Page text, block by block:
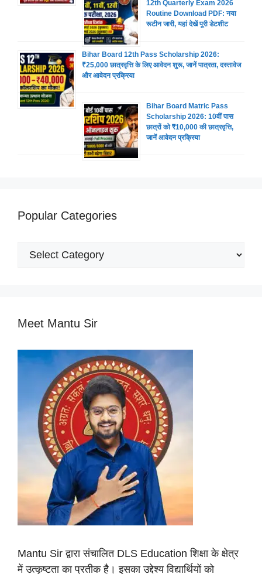
12th Quarterly Exam 2026
Routine Download PDF: नया
रूटीन जारी, यहां देखें पूरी डेटशीट
Bihar Board 12th Pass Scholarship 2026:
₹25,000 छात्रवृत्ति के लिए आवेदन शुरू, जानें पात्रता, दस्तावेज
और आवेदन प्रक्रिया
Bihar Board Matric Pass
Scholarship 2026: 10वीं पास
छात्रों को ₹10,000 की छात्रवृत्ति,
जानें आवेदन प्रक्रिया
Popular Categories
Popular
Meet Mantu Sir
Mantu Sir द्वारा संचालित DLS Education शिक्षा के क्षेत्र
में उत्कृष्टता का प्रतीक है। इसका उद्देश्य विद्यार्थियों को